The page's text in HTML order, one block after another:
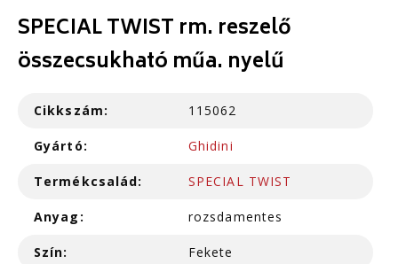
SPECIAL TWIST rm. reszelő
összecsukható műa. nyelű
Cikkszám: 115062
Gyártó: Ghidini
Termékcsalád: SPECIAL TWIST
Anyag: rozsdamentes
Szín: Fekete